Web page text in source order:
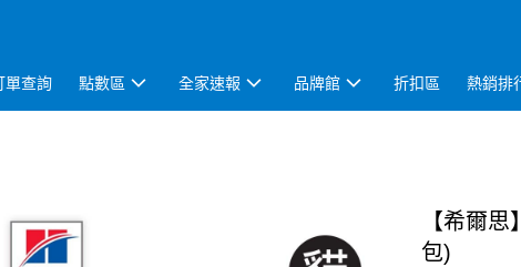
單查詢 點數區 全家速報 品牌館 折扣區 熱銷排
【希爾
包)